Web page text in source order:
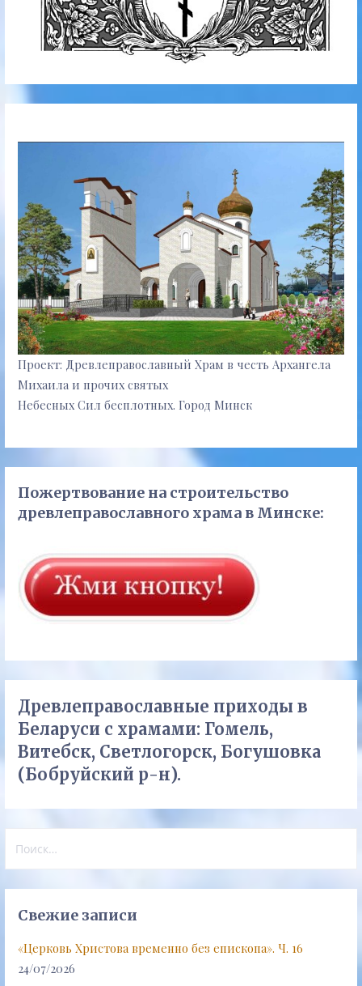
Проект: Древлеправославный Храм в честь Архангела
Михаила и прочих святых
Небесных Сил бесплотных. Город Минск
Пожертвование на строительство
древлеправославного храма в Минске:
Древлеправославные приходы в
Беларуси с храмами: Гомель,
Витебск, Светлогорск, Богушовка
(Бобруйский р-н).
Свежие записи
«Церковь Христова временно без епископа». Ч. 16
24/07/2026